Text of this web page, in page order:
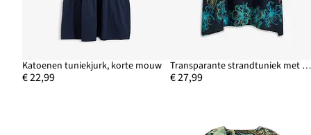
Katoenen tuniekjurk, korte mouw
€ 22,99
Transparante strandtuniek met V-hals
€ 27,99